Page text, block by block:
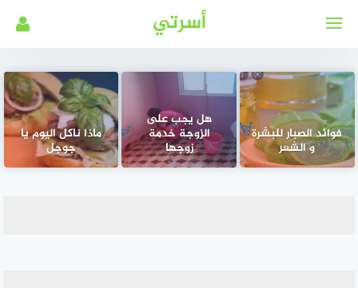
أسرتي
فوائد الصبار للبشرة
و الشعر
هل يجب على
الزوجة خدمة
زوجها
ماذا ناكل اليوم يا
جوجل